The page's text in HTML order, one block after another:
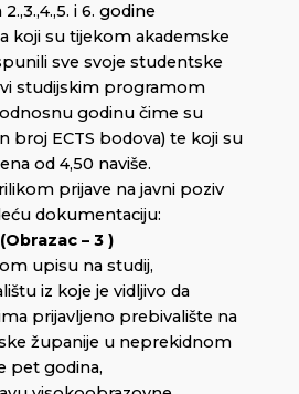
i 6. godine
koji su tijekom akademske
sve svoje studentske
studijskim programom
godinu čime su
broj ECTS bodova) te koji su
od 4,50 naviše.
prijave na javni poziv
dokumentaciju:
(Obrazac – 3 )
upisu na studij,
iz koje je vidljivo da
prijavljeno prebivalište na
županije u neprekidnom
pet godina,